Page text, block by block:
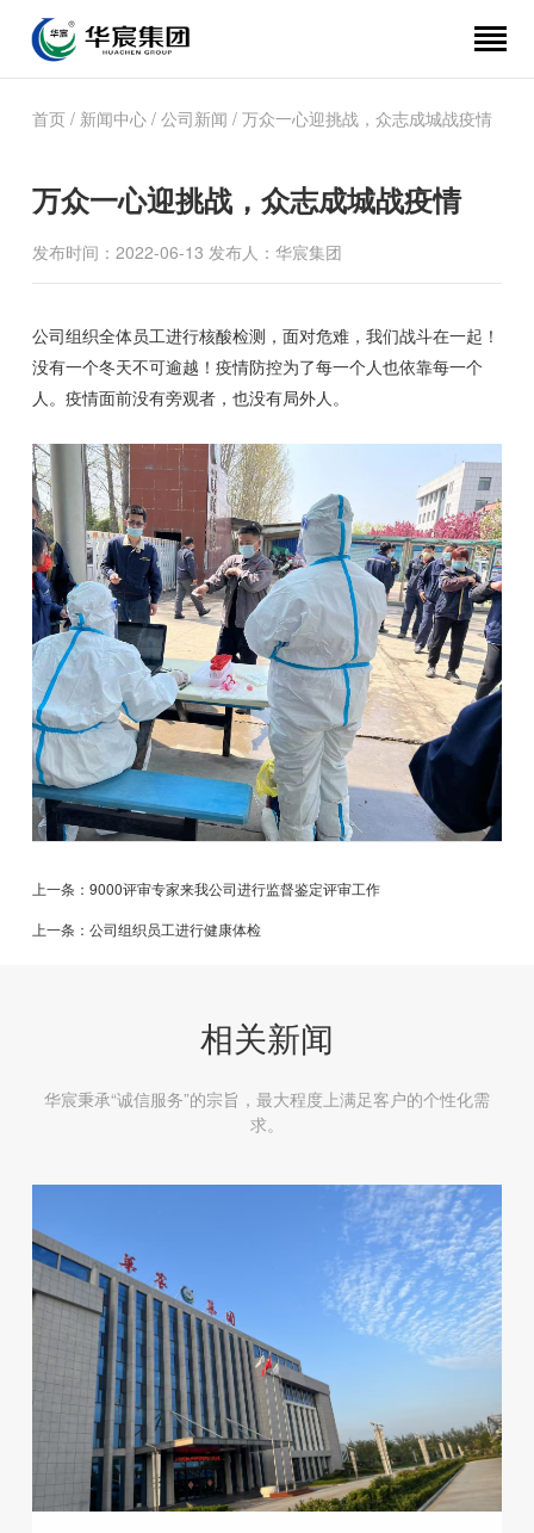
首页/ 新闻中心/ 公司新闻 / 万众一心迎挑战，众志成城战疫情
万众一心迎挑战，众志成城战疫情
发布时间：2022-06-13 发布人：华宸集团
公司组织全体员工进行核酸检测，面对危难，我们战斗在一起！
没有一个冬天不可逾越！疫情防控为了每一个人也依靠每一个
人。疫情面前没有旁观者，也没有局外人。
上一条：9000评审专家来我公司进行监督鉴定评审工作
上一条：公司组织员工进行健康体检
相关新闻
华宸秉承“诚信服务”的宗旨，最大程度上满足客户的个性化需
求。